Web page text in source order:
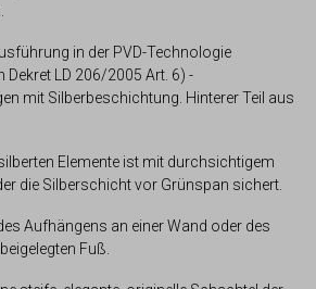
in der PVD-Technologie
Dekret LD 206/2005 Art. 6) -
mit Silberbeschichtung. Hinterer Teil aus
Elemente ist mit durchsichtigem
die Silberschicht vor Grünspan sichert.
Aufhängens an einer Wand oder des
Fuß.